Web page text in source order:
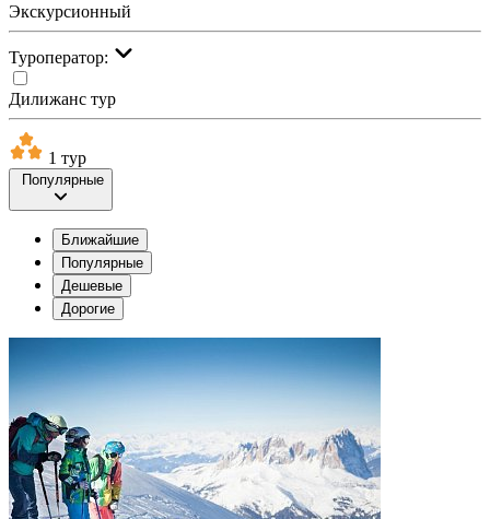
Экскурсионный
Туроператор:
Дилижанс тур
1 тур
Популярные
Ближайшие
Популярные
Дешевые
Дорогие